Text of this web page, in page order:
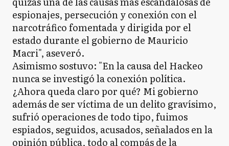
espionajes, persecución y conexión con el
narcotráfico fomentada y dirigida por el
estado durante el gobierno de Mauricio
Macri", aseveró.
Asimismo sostuvo: "En la causa del Hackeo
nunca se investigó la conexión política.
¿Ahora queda claro por qué? Mi gobierno
además de ser víctima de un delito gravísimo,
sufrió operaciones de todo tipo, fuimos
espiados, seguidos, acusados, señalados en la
opinión pública, todo al compás de la